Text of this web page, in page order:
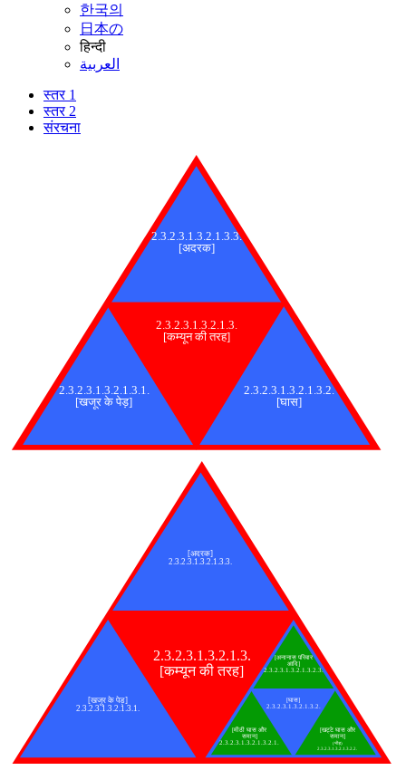
한국의
日本の
हिन्दी
العربية
स्तर 1
स्तर 2
संरचना
2.3.2.3.1.3.2.1.3.
[कम्यून की तरह]
2.3.2.3.1.3.2.1.3.1.
[खजूर के पेड़]
2.3.2.3.1.3.2.1.3.2.
[घास]
2.3.2.3.1.3.2.1.3.3.
[अदरक]
2.3.2.3.1.3.2.1.3.
[कम्यून की तरह]
[खजूर के पेड़]
2.3.2.3.1.3.2.1.3.1.
[घास]
2.3.2.3.1.3.2.1.3.2.
[मीठी घास और
समान]
2.3.2.3.1.3.2.1.3.2.1.
[खट्टे घास और
समान]
(भीड़)
2.3.2.3.1.3.2.1.3.2.2.
[अनानास परिवार
आदि]
2.3.2.3.1.3.2.1.3.2.3.
[अदरक]
2.3.2.3.1.3.2.1.3.3.